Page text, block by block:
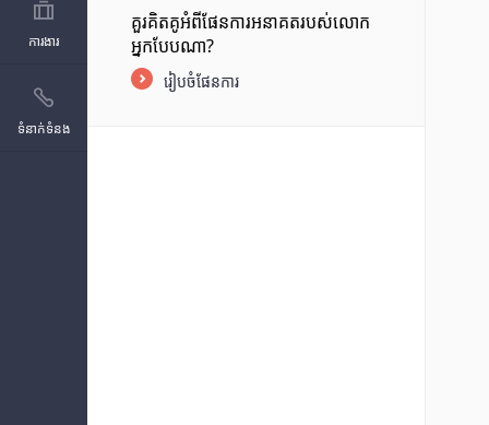
ការងារ
ទំនាក់ទំនង
គួរគិតគូអំពីផែនការអនាគតរបស់លោក
អ្នកបែបណា?
រៀបចំផែនការ